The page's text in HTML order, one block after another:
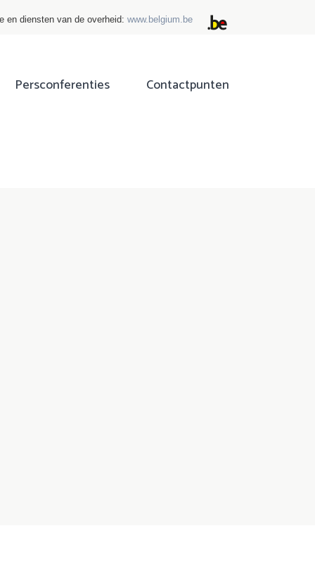
en diensten van de overheid: www.belgium.be
Persconferenties Contactpunten